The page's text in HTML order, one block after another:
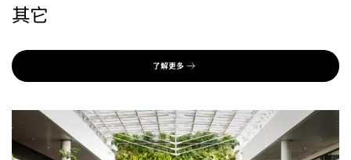
其它
了解更多